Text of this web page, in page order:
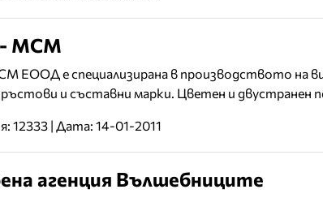
- МСМ
ЕООД е специализирана в производството на
и съставни марки. Цветен и двустранен
12333 | Дата: 14-01-2011
агенция Вълшебниците